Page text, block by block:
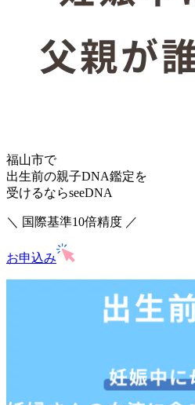
福山市で
出生前の親子DNA鑑定を
受けるならseeDNA
＼ 国際基準10倍精度 ／
お申込み